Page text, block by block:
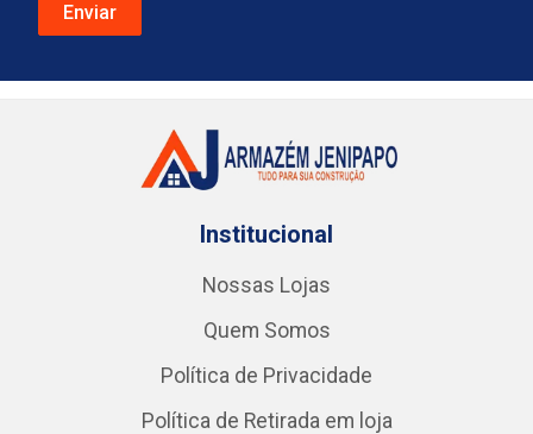
Institucional
Nossas Lojas
Quem Somos
Política de Privacidade
Política de Retirada em loja